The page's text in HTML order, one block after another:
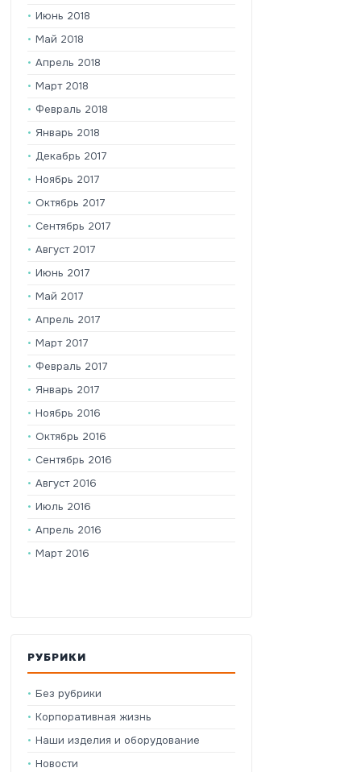
Июнь 2018
Май 2018
Апрель 2018
Март 2018
Февраль 2018
Январь 2018
Декабрь 2017
Ноябрь 2017
Октябрь 2017
Сентябрь 2017
Август 2017
Июнь 2017
Май 2017
Апрель 2017
Март 2017
Февраль 2017
Январь 2017
Ноябрь 2016
Октябрь 2016
Сентябрь 2016
Август 2016
Июль 2016
Апрель 2016
Март 2016
РУБРИКИ
Без рубрики
Корпоративная жизнь
Наши изделия и оборудование
Новости